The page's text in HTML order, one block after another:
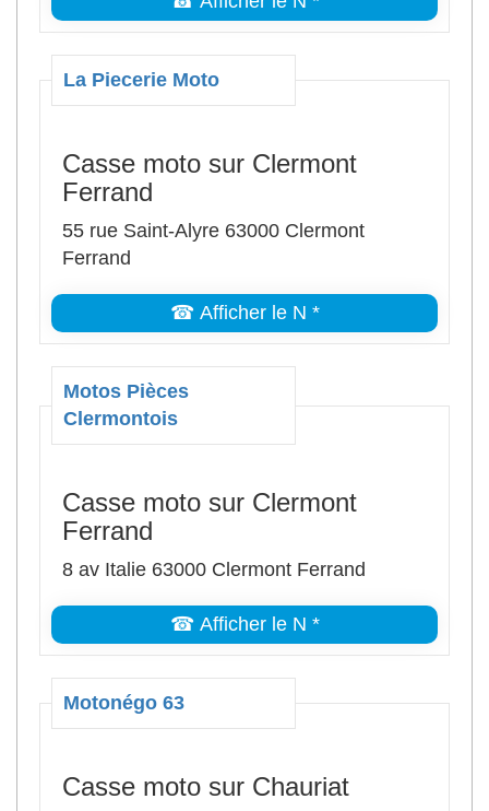
La Piecerie Moto
Casse moto sur Clermont
Ferrand
55 rue Saint-Alyre 63000 Clermont
Ferrand
☎ Afficher le N *
Motos Pièces
Clermontois
Casse moto sur Clermont
Ferrand
8 av Italie 63000 Clermont Ferrand
☎ Afficher le N *
Motonégo 63
Casse moto sur Chauriat